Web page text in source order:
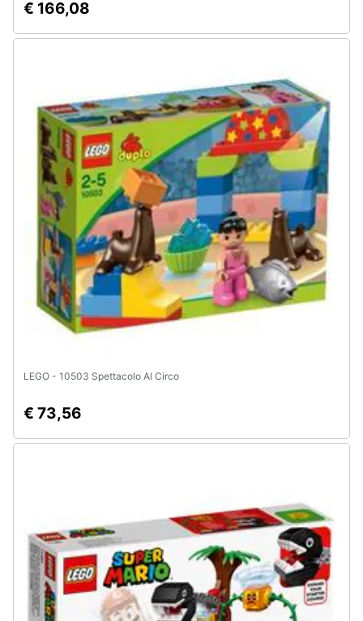
€ 166,08
LEGO - 10503 Spettacolo Al Circo
€ 73,56